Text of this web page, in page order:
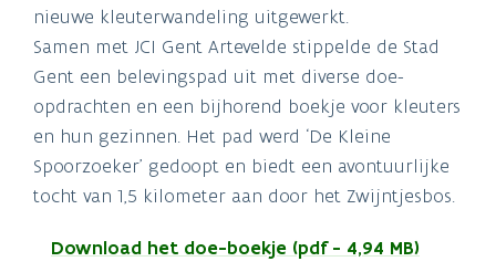
nieuwe kleuterwandeling uitgewerkt.
Samen met JCI Gent Artevelde stippelde de Stad
Gent een belevingspad uit met diverse doe-
opdrachten en een bijhorend boekje voor kleuters
en hun gezinnen. Het pad werd ‘De Kleine
Spoorzoeker’ gedoopt en biedt een avontuurlijke
tocht van 1,5 kilometer aan door het Zwijntjesbos.
Download het doe-boekje (pdf - 4,94 MB)